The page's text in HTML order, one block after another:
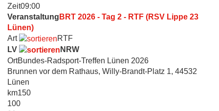
Zeit09:00
Veranstaltung BRT 2026 - Tag 2 - RTF (RSV Lippe 23
Lünen)
Art
RTF
LV
NRW
OrtBundes-Radsport-Treffen Lünen 2026
Brunnen vor dem Rathaus, Willy-Brandt-Platz 1, 44532
Lünen
km150
100